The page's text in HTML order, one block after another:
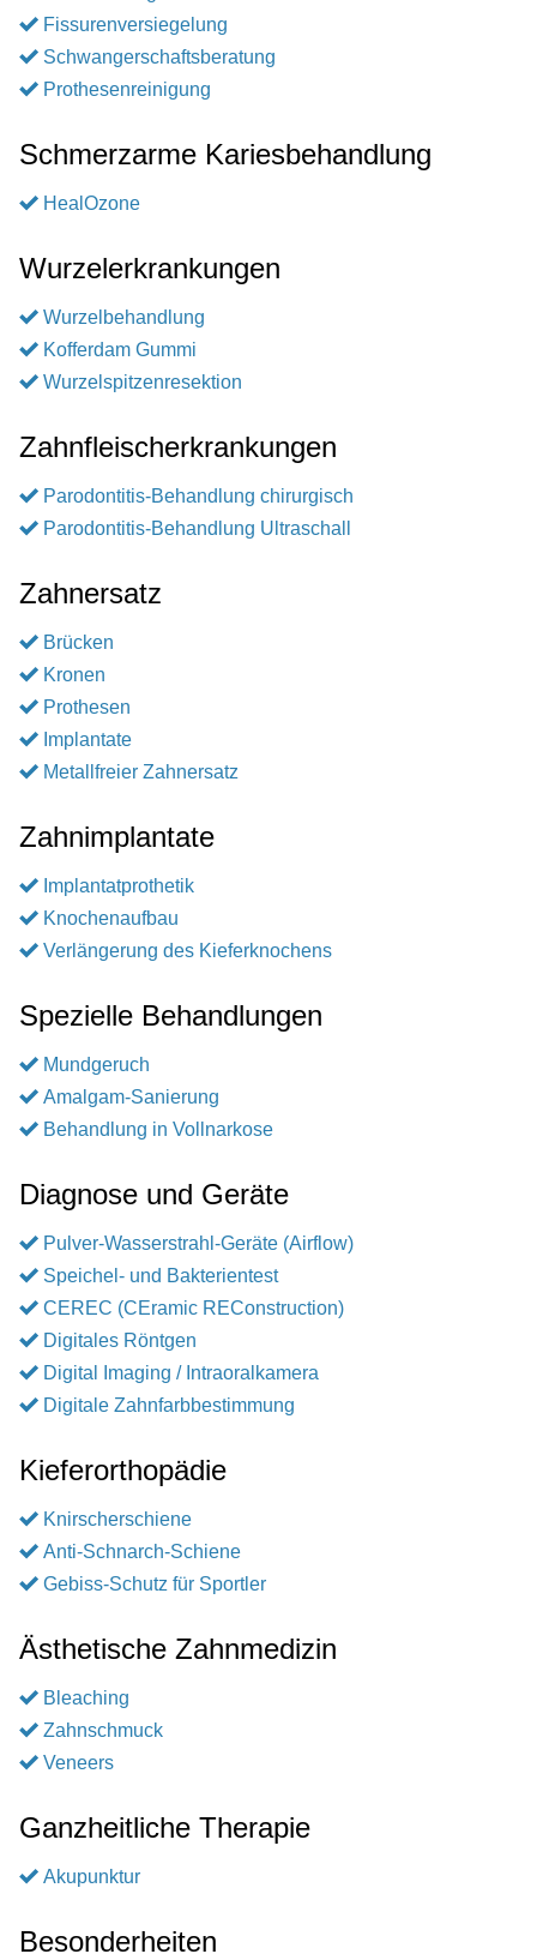
Fissurenversiegelung
Schwangerschaftsberatung
Prothesenreinigung
Schmerzarme Kariesbehandlung
HealOzone
Wurzelerkrankungen
Wurzelbehandlung
Kofferdam Gummi
Wurzelspitzenresektion
Zahnfleischerkrankungen
Parodontitis-Behandlung chirurgisch
Parodontitis-Behandlung Ultraschall
Zahnersatz
Brücken
Kronen
Prothesen
Implantate
Metallfreier Zahnersatz
Zahnimplantate
Implantatprothetik
Knochenaufbau
Verlängerung des Kieferknochens
Spezielle Behandlungen
Mundgeruch
Amalgam-Sanierung
Behandlung in Vollnarkose
Diagnose und Geräte
Pulver-Wasserstrahl-Geräte (Airflow)
Speichel- und Bakterientest
CEREC (CEramic REConstruction)
Digitales Röntgen
Digital Imaging / Intraoralkamera
Digitale Zahnfarbbestimmung
Kieferorthopädie
Knirscherschiene
Anti-Schnarch-Schiene
Gebiss-Schutz für Sportler
Ästhetische Zahnmedizin
Bleaching
Zahnschmuck
Veneers
Ganzheitliche Therapie
Akupunktur
Besonderheiten